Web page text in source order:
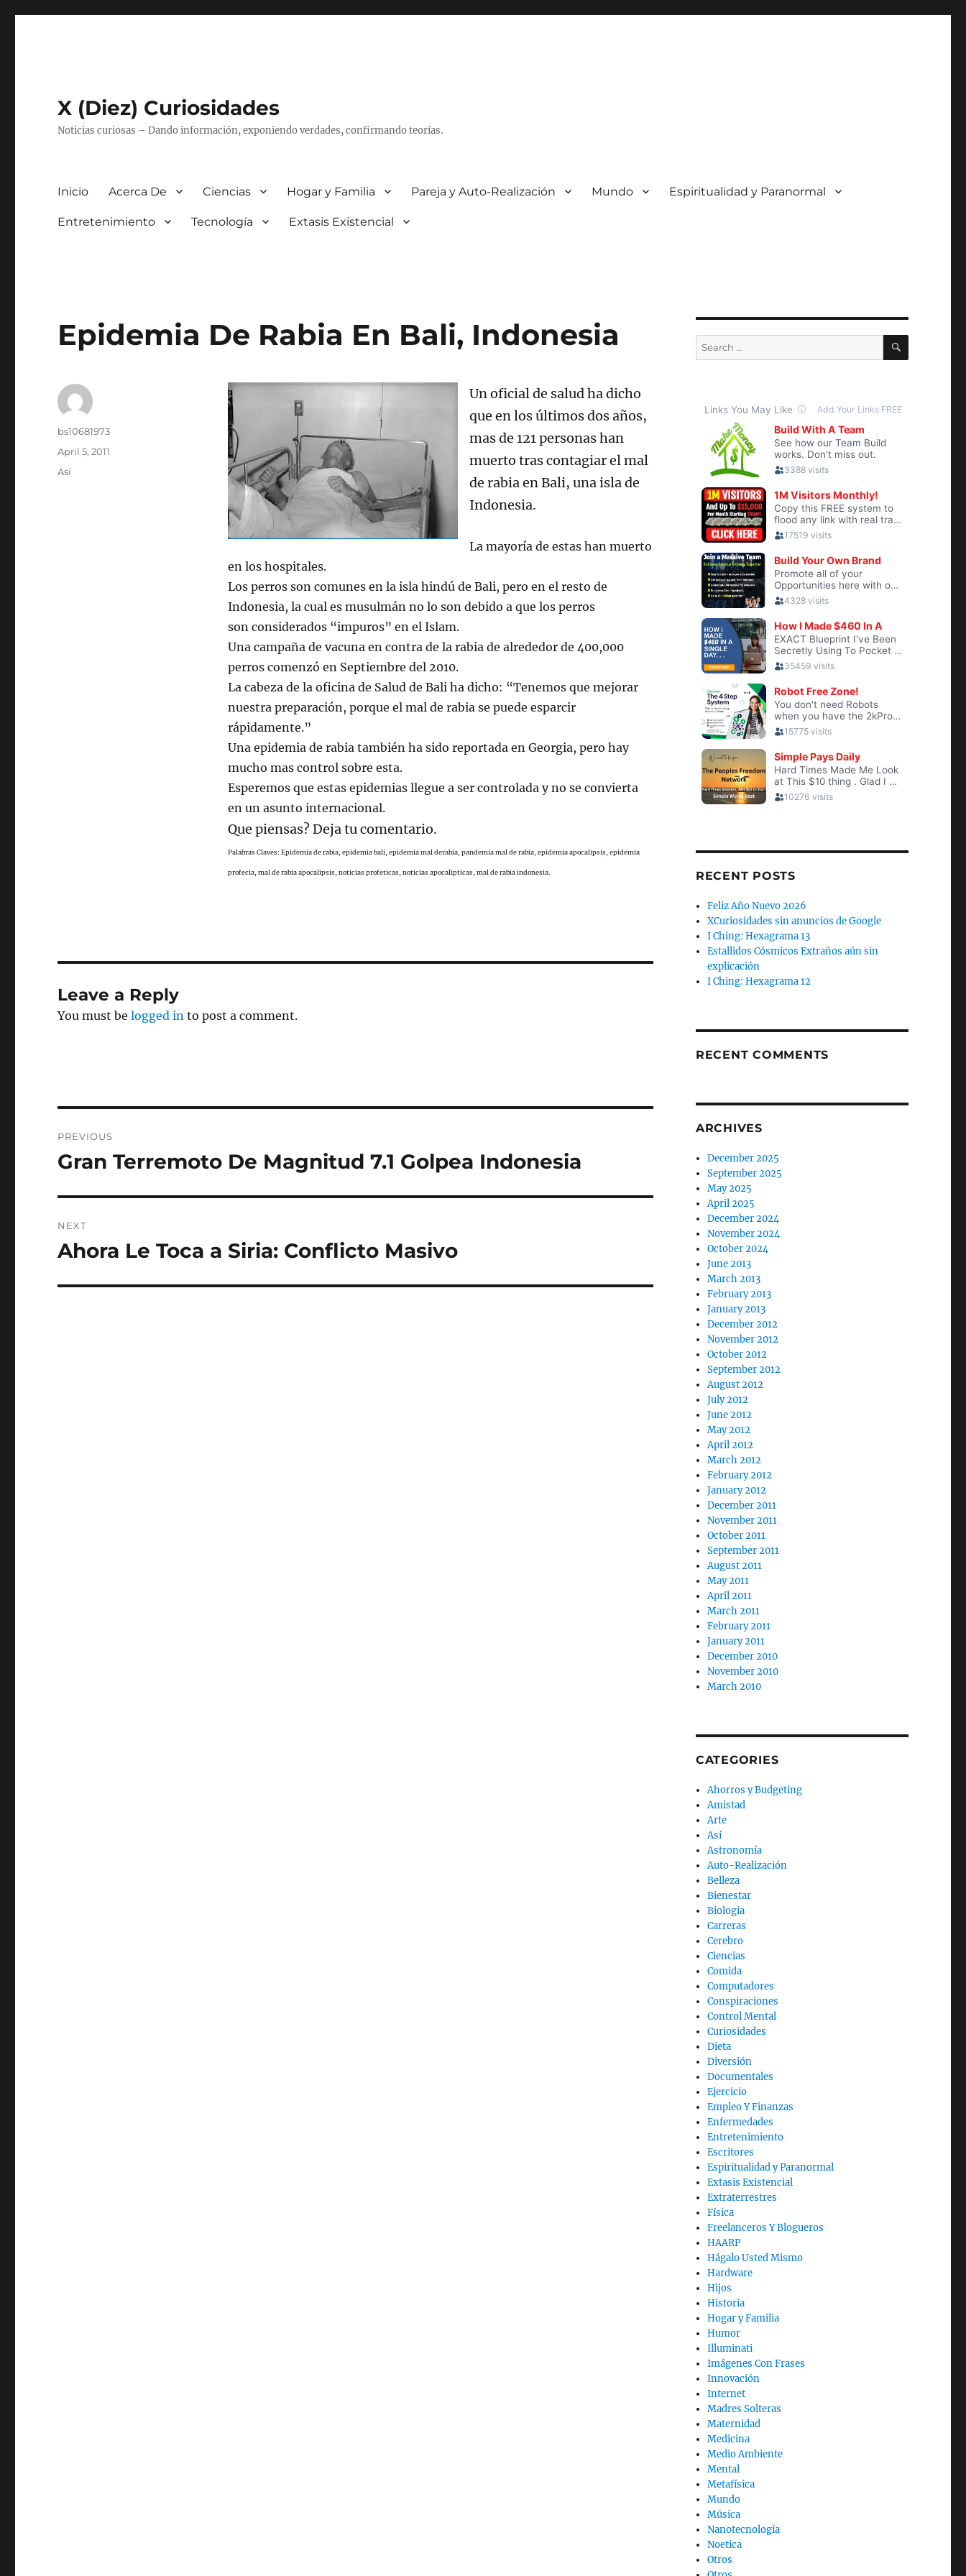
X (Diez) Curiosidades
Noticias curiosas – Dando información, exponiendo verdades, confirmando teorías.
Inicio Acerca De Ciencias Hogar y Familia Pareja y Auto-Realización Mundo Espiritualidad y Paranormal
Entretenimiento Tecnología Extasis Existencial
Epidemia De Rabia En Bali, Indonesia
Un oficial de salud ha dicho
que en los últimos dos años,
mas de 121 personas han
muerto tras contagiar el mal
de rabia en Bali, una isla de
Indonesia.
La mayoría de estas han muerto
en los hospitales.
Los perros son comunes en la isla hindú de Bali, pero en el resto de
Indonesia, la cual es musulmán no lo son debido a que los perros
son considerados “impuros” en el Islam.
Una campaña de vacuna en contra de la rabia de alrededor de 400,000
perros comenzó en Septiembre del 2010.
La cabeza de la oficina de Salud de Bali ha dicho: “Tenemos que mejorar
nuestra preparación, porque el mal de rabia se puede esparcir
rápidamente.”
Una epidemia de rabia también ha sido reportada en Georgia, pero hay
mucho mas control sobre esta.
Esperemos que estas epidemias llegue a ser controlada y no se convierta
en un asunto internacional.
Que piensas? Deja tu comentario.
Palabras Claves: Epidemia de rabia, epidemia bali, epidemia mal derabia, pandemia mal de rabia, epidemia apocalipsis, epidemia
profecia, mal de rabia apocalipsis, noticias profeticas, noticias apocalipticas, mal de rabia indonesia.
Author
bs10681973
Posted
April 5, 2011
Categories
Así
Leave a Reply
You must belogged in to post a comment.
navigation
PREVIOUS
Previous
Gran Terremoto De Magnitud 7.1 Golpea Indonesia
NEXT
Next
Ahora Le Toca a Siria: Conflicto Masivo
Search
for:
SEARCH
RECENT POSTS
Feliz Año Nuevo 2026
XCuriosidades sin anuncios de Google
I Ching: Hexagrama 13
Estallidos Cósmicos Extraños aún sin
explicación
I Ching: Hexagrama 12
RECENT COMMENTS
ARCHIVES
December 2025
September 2025
May 2025
April 2025
December 2024
November 2024
October 2024
June 2013
March 2013
February 2013
January 2013
December 2012
November 2012
October 2012
September 2012
August 2012
July 2012
June 2012
May 2012
April 2012
March 2012
February 2012
January 2012
December 2011
November 2011
October 2011
September 2011
August 2011
May 2011
April 2011
March 2011
February 2011
January 2011
December 2010
November 2010
March 2010
CATEGORIES
Ahorros y Budgeting
Amistad
Arte
Así
Astronomía
Auto-Realización
Belleza
Bienestar
Biologia
Carreras
Cerebro
Ciencias
Comida
Computadores
Conspiraciones
Control Mental
Curiosidades
Dieta
Diversión
Documentales
Ejercicio
Empleo Y Finanzas
Enfermedades
Entretenimiento
Escritores
Espiritualidad y Paranormal
Extasis Existencial
Extraterrestres
Física
Freelanceros Y Blogueros
HAARP
Hágalo Usted Mismo
Hardware
Hijos
Historia
Hogar y Familia
Humor
Illuminati
Imágenes Con Frases
Innovación
Internet
Madres Solteras
Maternidad
Medicina
Medio Ambiente
Mental
Metafísica
Mundo
Música
Nanotecnología
Noetica
Otros